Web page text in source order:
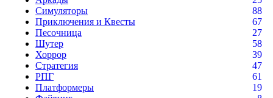
Симуляторы
88
Приключения и Квесты
67
Песочница
27
Шутер
58
Хоррор
39
Стратегия
47
РПГ
61
Платформеры
19